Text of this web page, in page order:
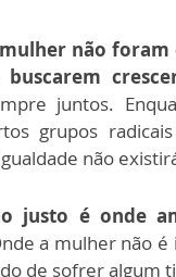
não
buscarem
juntos.
grupos
não
justo é onde
a mulher não
de sofrer algum